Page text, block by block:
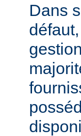
Dans